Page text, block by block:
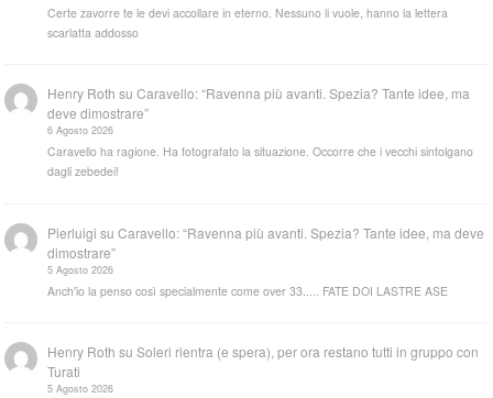
Certe zavorre te le devi accollare in eterno. Nessuno li vuole, hanno la lettera
scarlatta addosso
Henry Roth suCaravello: “Ravenna più avanti. Spezia? Tante idee, ma
deve dimostrare”
6 Agosto 2026
Caravello ha ragione. Ha fotografato la situazione. Occorre che i vecchi sintolgano
dagli zebedei!
Pierluigi suCaravello: “Ravenna più avanti. Spezia? Tante idee, ma deve
dimostrare”
5 Agosto 2026
Anch'io la penso così specialmente come over 33..... FATE DOI LASTRE ASE
Henry Roth suSoleri rientra (e spera), per ora restano tutti in gruppo con
Turati
5 Agosto 2026